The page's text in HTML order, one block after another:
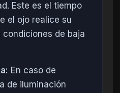
Este es el tiempo
el ojo realice su
de baja
En caso de
de iluminación